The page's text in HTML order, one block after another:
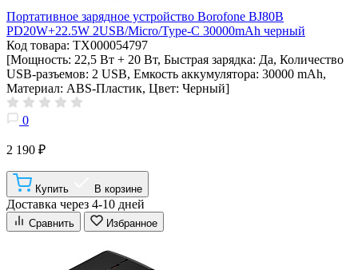
Портативное зарядное устройство Borofone BJ80B
PD20W+22.5W 2USB/Micro/Type-C 30000mAh черный
Код товара: ТХ000054797
[Мощность: 22,5 Вт + 20 Вт, Быстрая зарядка: Да, Количество
USB-разъемов: 2 USB, Емкость аккумулятора: 30000 mAh,
Материал: ABS-Пластик, Цвет: Черный]
0
2 190 ₽
Купить В корзине
Доставка через 4-10 дней
Сравнить Избранное